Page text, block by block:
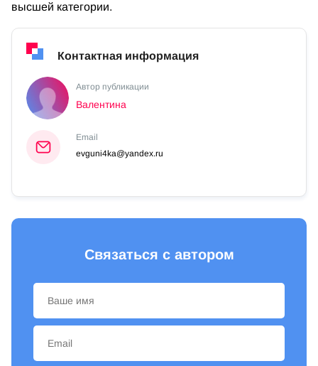
высшей категории.
Контактная информация
Автор публикации
Валентина
Email
evguni4ka@yandex.ru
Связаться с автором